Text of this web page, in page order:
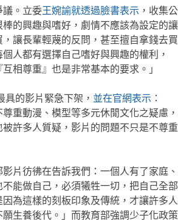
議。立委王婉諭就透過臉書表示 ，收集公
的興趣與嗜好，劇情不應該為設定的讓
讓長輩輕蔑的反問，甚至擅自拿錢去買
人都有選擇自己嗜好與興趣的權利，
相尊重』也是非常基本的要求。」
具的影片緊急下架， 並在官網表示 ：
尊重動漫、模型等多元休閒文化之疑慮，
許多人質疑，影片的問題不只是不尊重
片彷彿在告訴我們：一個人有了家庭、
能做自己，必須犧牲一切，把自己全部
為這樣的刻板印象及傳統，才讓許多人
生養後代。」而教育部強調少子化政策